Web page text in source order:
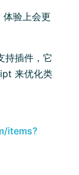
体验上会更
持插件，它
来优化类
items?